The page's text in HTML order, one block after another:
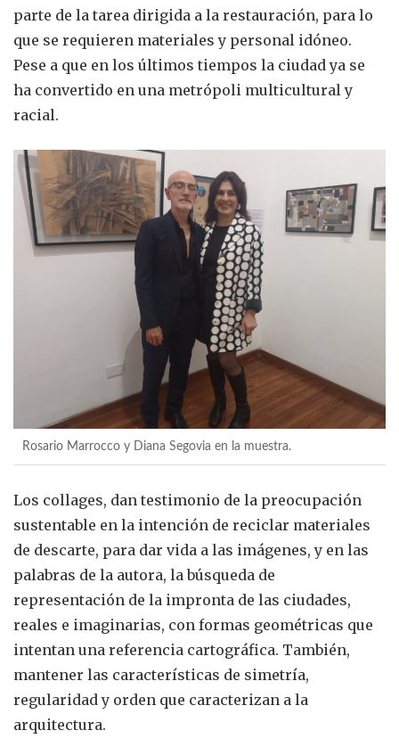
parte de la tarea dirigida a la restauración, para lo
que se requieren materiales y personal idóneo.
Pese a que en los últimos tiempos la ciudad ya se
ha convertido en una metrópoli multicultural y
racial.
Rosario Marrocco y Diana Segovia en la muestra.
Los collages, dan testimonio de la preocupación
sustentable en la intención de reciclar materiales
de descarte, para dar vida a las imágenes, y en las
palabras de la autora, la búsqueda de
representación de la impronta de las ciudades,
reales e imaginarias, con formas geométricas que
intentan una referencia cartográfica. También,
mantener las características de simetría,
regularidad y orden que caracterizan a la
arquitectura.